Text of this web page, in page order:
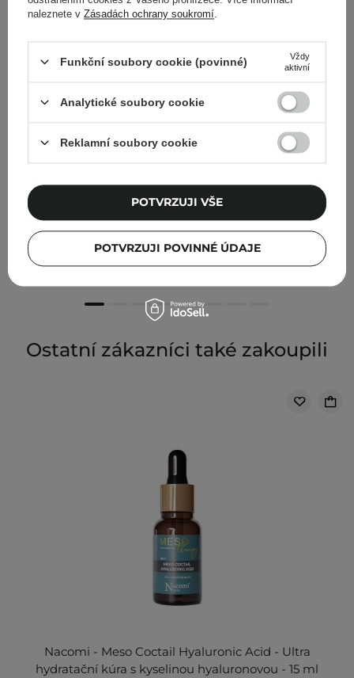
Le Coeur - Regenerating - Emulzní Dermo Sérum - 50
ml
260,00 Kč
Ostatní zákazníci také zakoupili
Nacomi - Meso Coctail Hyaluronic Acid - Ultra
hydratační kúra s kyselinou hyaluronovou - 15 ml
naleznete v Zásadách ochrany soukromí
Funkční soubory cookie (povinné)
Vždy
aktivní
Analytické soubory cookie
Reklamní soubory cookie
POTVRZUJI POVINNÉ ÚDAJE
POTVRZUJI VŠE